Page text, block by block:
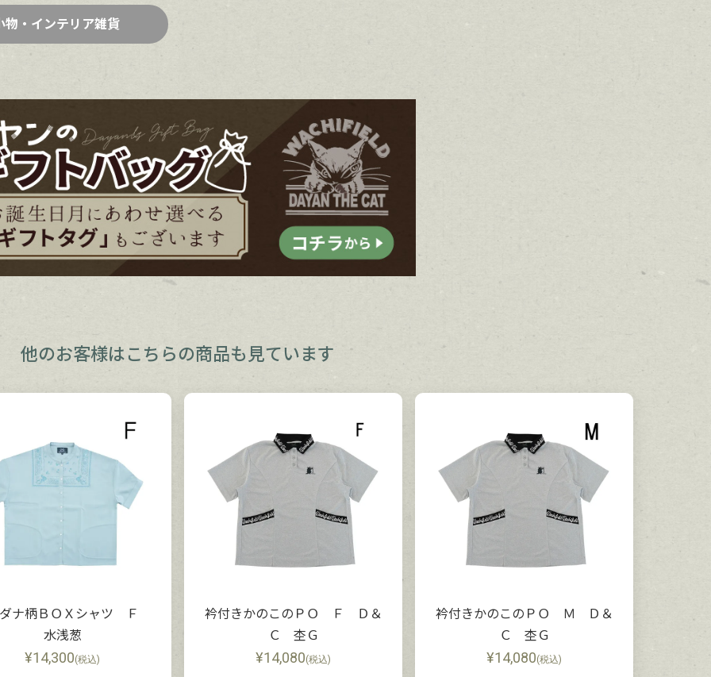
物・インテリア雑貨
他のお客様は こちらの商品も見ています
ナ柄ＢＯＸシャツ Ｆ
水浅葱
¥14,300(税込)
衿付きかのこのＰＯ Ｆ Ｄ＆
Ｃ 杢Ｇ
¥14,080(税込)
衿付きかのこのＰＯ Ｍ Ｄ＆
Ｃ 杢Ｇ
¥14,080(税込)